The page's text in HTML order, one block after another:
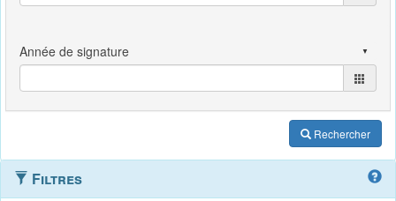
Rechercher
Filtres